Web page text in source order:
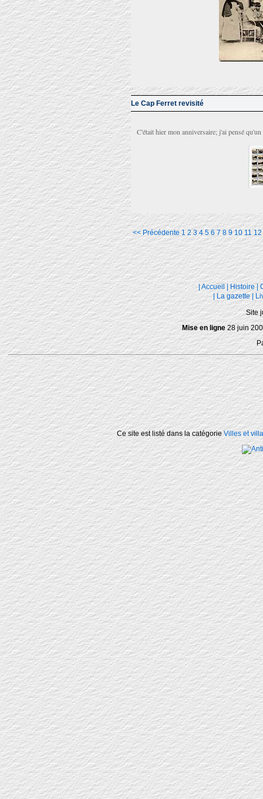
Le Cap Ferret revisité
C'était hier mon anniversaire; j'ai pensé
<< Précédente 1 2 3 4 5 6 7 8 9 10 11 12
| Accueil | Histoire |
|La gazette|
Site
Mise en ligne28 juin
Ce site est listé dans la catégorieVilles et